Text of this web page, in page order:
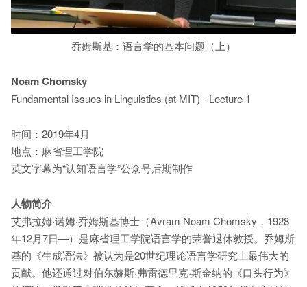
乔姆斯基：语言学的基本问题（上）
Noam Chomsky
Fundamental Issues in Linguistics (at MIT) - Lecture 1
时间：2019年4月
地点：麻省理工学院
英文字幕为“认知语言学”公众号后期制作
人物简介
艾弗拉姆·诺姆·乔姆斯基博士（Avram Noam Chomsky，1928
年12月7日—）是麻省理工学院语言学的荣誉退休教授。乔姆斯
基的《生成语法》被认为是20世纪理论语言学研究上最伟大的
贡献。他还通过对伯尔赫斯·弗雷德里克·斯金纳的《口头行为》